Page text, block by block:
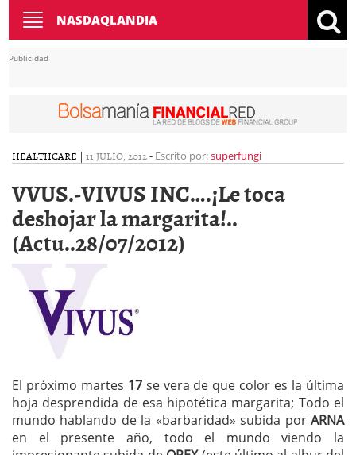
Toggle
navigation
NASDAQLANDIA
Publicidad
HEALTHCARE | 11 JULIO, 2012- Escrito por:superfungi
VVUS.-VIVUS INC….¡Le toca
deshojar la margarita!..
(Actu..28/07/2012)
El próximo martes 17se vera de que color es la última
hoja desprendida de esa hipotética margarita; Todo el
mundo hablando de la «barbaridad» subida porARNA
en el presente año, todo el mundo viendo la